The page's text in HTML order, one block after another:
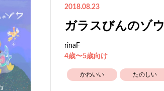
2018.08.23
ガラスびんのゾウ
rinaF
4歳〜5歳向け
かわいい たのしい